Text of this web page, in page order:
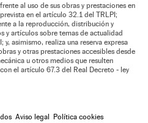
al uso de sus obras y prestaciones en
en el artículo 32.1 del TRLPI;
a la reproducción, distribución y
y artículos sobre temas de actualidad
asimismo, realiza una reserva expresa
y otras prestaciones accesibles desde
u otros medios que resulten
el artículo 67.3 del Real Decreto - ley
Aviso legal Política cookies